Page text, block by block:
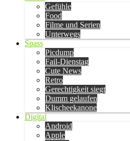
Gefühle
Food
Filme und Serien
Unterwegs
Spass
Picdump
Fail-Dienstag
Cute News
Retro
Gerechtigkeit siegt
Dumm gelaufen
Klischeekanone
Digital
Android
Apple